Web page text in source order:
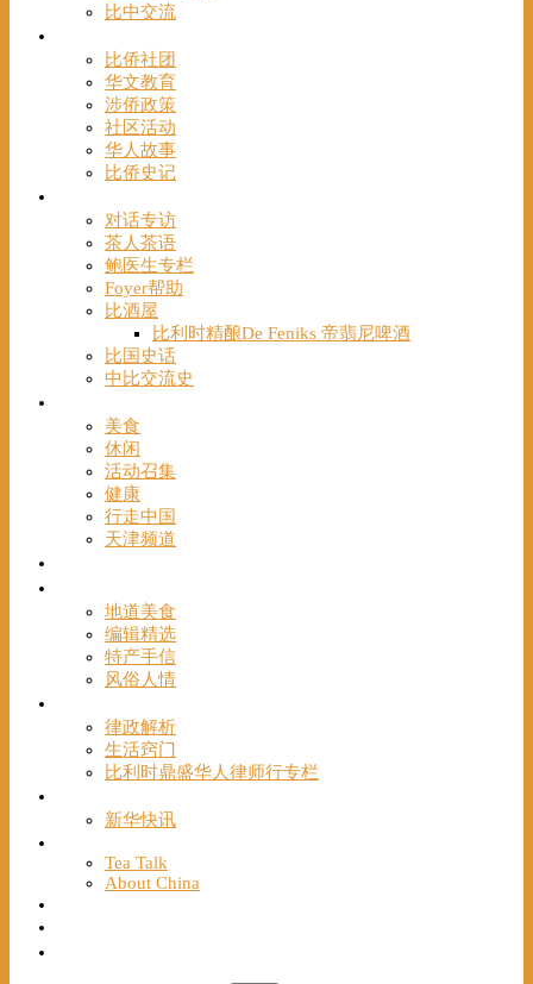
比中交流
比侨社团
华文教育
涉侨政策
社区活动
华人故事
比侨史记
对话专访
茶人茶语
鲍医生专栏
Foyer帮助
比酒屋
比利时精酿De Feniks 帝翡尼啤酒
比国史话
中比交流史
美食
休闲
活动召集
健康
行走中国
天津频道
地道美食
编辑精选
特产手信
风俗人情
律政解析
生活窍门
比利时鼎盛华人律师行专栏
新华快讯
Tea Talk
About China